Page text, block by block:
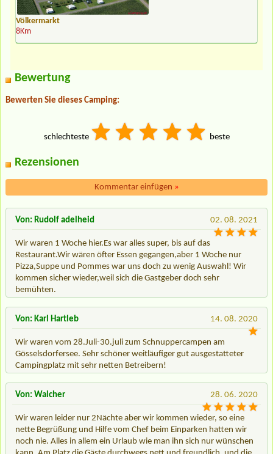
Völkermarkt
8Km
Bewertung
Bewerten Sie dieses Camping:
schlechteste beste
Rezensionen
Kommentar einfügen »
02. 08. 2021
Von: Rudolf adelheid
Wir waren 1 Woche hier.Es war alles super, bis auf das
Restaurant.Wir wären öfter Essen gegangen,aber 1 Woche nur
Pizza,Suppe und Pommes war uns doch zu wenig Auswahl! Wir
kommen sicher wieder,weil sich die Gastgeber doch sehr
bemühten.
14. 08. 2020
Von: Karl Hartleb
Wir waren vom 28.Juli-30.juli zum Schnuppercampen am
Gösselsdorfersee. Sehr schöner weitläufiger gut ausgestatteter
Campingplatz mit sehr netten Betreibern!
28. 06. 2020
Von: Walcher
Wir waren leider nur 2Nächte aber wir kommen wieder, so eine
nette Begrüßung und Hilfe vom Chef beim Einparken hatten wir
noch nie. Alles in allem ein Urlaub wie man ihn sich nur wünschen